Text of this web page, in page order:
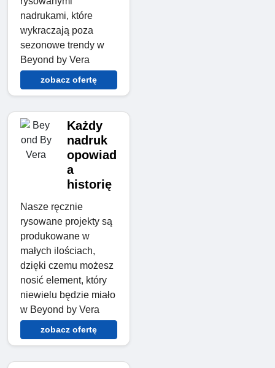
nadrukami, które
wykraczają poza
sezonowe trendy w
Beyond by Vera
zobacz ofertę
Każdy
nadruk
opowiad
a
historię
Nasze ręcznie
rysowane projekty są
produkowane w
małych ilościach,
dzięki czemu możesz
nosić element, który
niewielu będzie miało
w Beyond by Vera
zobacz ofertę